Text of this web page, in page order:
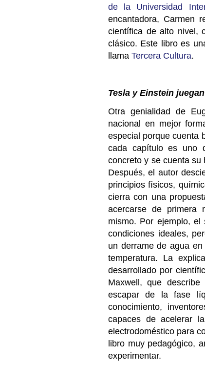
de la Universidad
encantadora, Carmen
científica de alto nivel,
clásico. Este libro es
llama Tercera Cultura.
Tesla y Einstein
Otra genialidad de
nacional en mejor
especial porque cuenta
cada capítulo es uno
concreto y se cuenta su
Después, el autor
principios físicos,
cierra con una
acercarse de primera
mismo. Por ejemplo,
condiciones ideales,
un derrame de agua
temperatura. La
desarrollado por
Maxwell, que
escapar de la fase
conocimiento,
capaces de acelerar
electrodoméstico para
libro muy pedagógico,
experimentar.